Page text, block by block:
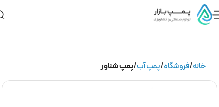
خانه فروشگاه پمپ آب پمپ شناور